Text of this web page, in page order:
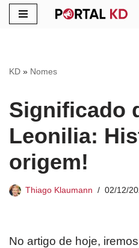
conteúdo
KD » Nomes
Significado
Leonilia:
origem!
Thiago Klaumann 02/12/
No artigo de hoje,